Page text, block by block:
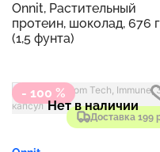
Onnit, Растительный
протеин, шоколад, 676 г
(1,5 фунта)
- 100 %
Доставка 199
Нет в наличии